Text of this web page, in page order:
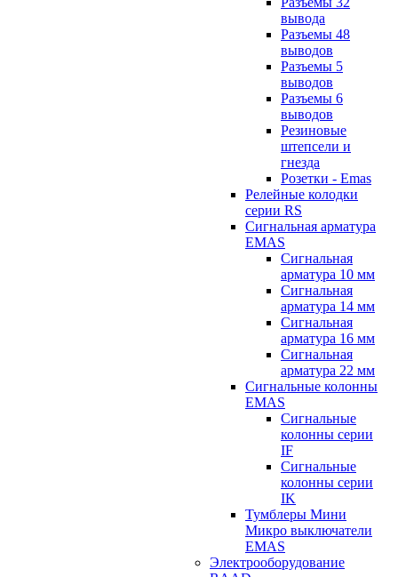
вывода
Разъемы 48
выводов
Разъемы 5
выводов
Разъемы 6
выводов
Резиновые
штепсели и
гнезда
Розетки - Emas
Релейные колодки
серии RS
Сигнальная арматура
EMAS
Сигнальная
арматура 10 мм
Сигнальная
арматура 14 мм
Сигнальная
арматура 16 мм
Сигнальная
арматура 22 мм
Сигнальные колонны
EMAS
Сигнальные
колонны серии
IF
Сигнальные
колонны серии
IK
Тумблеры Мини
Микро выключатели
EMAS
Электрооборудование